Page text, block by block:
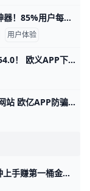
欧义APP自动更新神器！85%用户每月省20分钟 在如今移动互联网时代，应用的自动更新功能已经成为许多人不可或缺的便利之一。欧义APP为用户提供智能自动更新服务，让你不必担心错过新功能或因旧版本带来的卡顿与安全隐患。据平台数据显示，超过 85% 的活跃用户已开启自动更新，每月平均节省 20 分钟的手动操作时间。对于经常忙碌的用户来说，这无疑大大提升了使用效率。
用户体验
欧义APP最新版下载：安全速抢v6.154.0！ 欧义APP下载最新版本地址 欧义APP是热门的数字资产交易平台，最新版本v6.154.0支持更多币种交易和实时行情更新。根据2026年2月官方数据，这个版本修复了登录延迟问题，提升了交易速度20%。下载前确认你的手机是Android 8.0以上或iOS 13以上系统，就能顺利安装。health.yxlady+1
鸥易APP防骗全攻略：一招识破钓鱼网站 欧亿APP防骗网站识别指南 欧yiAPP，也就是大家熟悉的欧交易所加密货币交易平台，诈骗分子经常假冒它的官网和APP，通过钓鱼网站偷走用户的钱。比方说，2025年就有上千用户在假APP上损失了数百万USDT，只因为没检查域名就登录了。 学会简单识别方法，就能保护你的数字钱包，避免这些麻烦。​
Oyi交易所APP新手买币教学：10分钟上手赚第一桶金！ 欧义APP新手买币教学 欧义APP，也就是鸥易Oyi，是一个简单好用的加密货币交易平台。新手用户每天可以买币高达1000元起步，完成认证后无上限。跟着这篇教程，你用10分钟就能买到第一个USDT，稳定币价值约1美元。YouTube​​